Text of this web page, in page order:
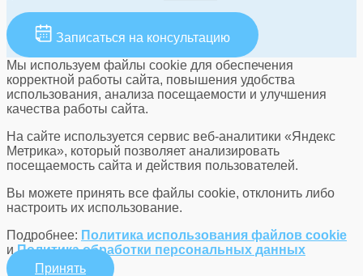
Записаться на консультацию
Мы используем файлы cookie для обеспечения
корректной работы сайта, повышения удобства
использования, анализа посещаемости и улучшения
качества работы сайта.
На сайте используется сервис веб-аналитики «Яндекс
Метрика», который позволяет анализировать
посещаемость сайта и действия пользователей.
Вы можете принять все файлы cookie, отклонить либо
настроить их использование.
Подробнее: Политика использования файлов cookie
иПолитика обработки персональных данных
Принять